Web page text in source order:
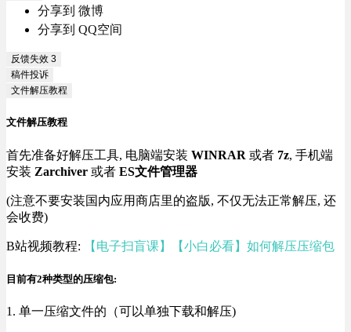
分享到 微博
分享到 QQ空间
反馈失效 3
稿件投诉
文件解压教程
文件解压教程
首先准备好解压工具, 电脑端安装 WINRAR 或者 7z, 手机端
安装 Zarchiver 或者 ES文件管理器
(注意不要安装国内应用商店里的盗版, 不仅无法正常解压, 还
会收费)
B站视频教程: 【电子扫盲课】【小白必看】如何解压压缩包
目前有2种类型的压缩包:
1. 单一压缩文件的（可以单独下载和解压)